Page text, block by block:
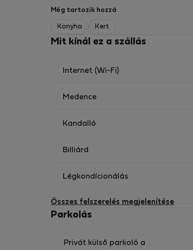
Még tartozik hozzá
Konyha Kert
Mit kínál ez a szállás
Internet (Wi-Fi)
Medence
Kandalló
Billiárd
Légkondícionálás
Összes felszerelés megjelenítése
Parkolás
Privát külső parkoló a